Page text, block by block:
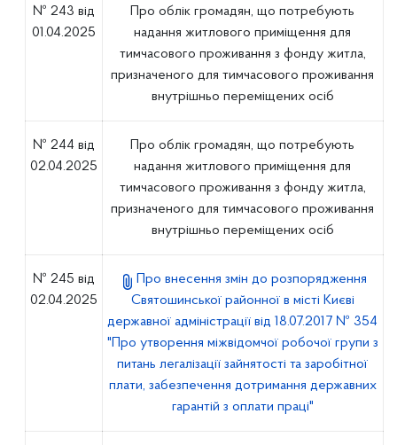
№ 243 від
01.04.2025
Про облік громадян, що потребують
надання житлового приміщення для
тимчасового проживання з фонду житла,
призначеного для тимчасового проживання
внутрішньо переміщених осіб
№ 244 від
02.04.2025
Про облік громадян, що потребують
надання житлового приміщення для
тимчасового проживання з фонду житла,
призначеного для тимчасового проживання
внутрішньо переміщених осіб
№ 245 від
02.04.2025
Про внесення змін до розпорядження
Святошинської районної в місті Києві
державної адміністрації від 18.07.2017 № 354
"Про утворення міжвідомчої робочої групи з
питань легалізації зайнятості та заробітної
плати, забезпечення дотримання державних
гарантій з оплати праці"